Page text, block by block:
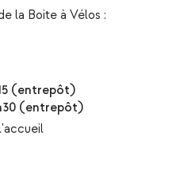
la Boite à Vélos :
(entrepôt)
(entrepôt)